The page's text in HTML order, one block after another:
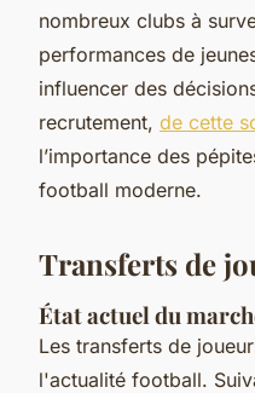
nombreux clubs à
performances de
influencer des
recrutement, de cette
l’importance des
football moderne.
Transferts de
État actuel du
Les transferts de
l'actualité football.